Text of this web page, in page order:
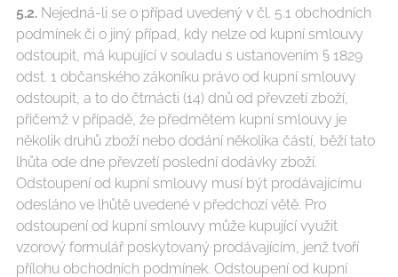
5.2. Nejedná-li se o případ uvedený v čl. 5.1 obchodních
podmínek či o jiný případ, kdy nelze od kupní smlouvy
odstoupit, má kupující v souladu s ustanovením § 1829
odst. 1 občanského zákoníku právo od kupní smlouvy
odstoupit, a to do čtrnácti (14) dnů od převzetí zboží,
přičemž v případě, že předmětem kupní smlouvy je
několik druhů zboží nebo dodání několika částí, běží tato
lhůta ode dne převzetí poslední dodávky zboží.
Odstoupení od kupní smlouvy musí být prodávajícímu
odesláno ve lhůtě uvedené v předchozí větě. Pro
odstoupení od kupní smlouvy může kupující využit
vzorový formulář poskytovaný prodávajícím, jenž tvoří
přílohu obchodních podmínek. Odstoupení od kupní